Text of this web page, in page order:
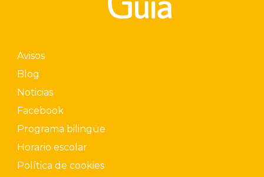
Avisos
Blog
Noticias
Facebook
Programa bilingüe
Horario escolar
Política de cookies